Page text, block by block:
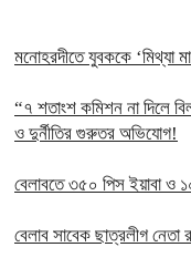
মনোহরদীতে যুবককে ‘মিথ্যা
“৭ শতাংশ কমিশন না দিলে
ও দুর্নীতির গুরুতর অভিযোগ!
বেলাবতে ৩৫০ পিস ইয়াবা
বেলাব সাবেক ছাত্রলীগ নেতা